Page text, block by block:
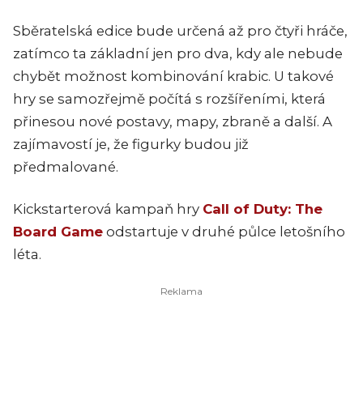
Sběratelská edice bude určená až pro čtyři hráče,
zatímco ta základní jen pro dva, kdy ale nebude
chybět možnost kombinování krabic. U takové
hry se samozřejmě počítá s rozšířeními, která
přinesou nové postavy, mapy, zbraně a další. A
zajímavostí je, že figurky budou již
předmalované.
Kickstarterová kampaň hry Call of Duty: The
Board Game odstartuje v druhé půlce letošního
léta.